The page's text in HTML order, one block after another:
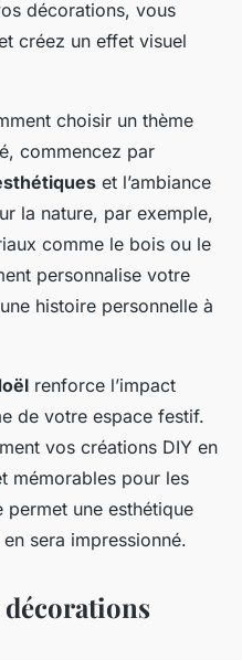
décorations, vous
créez un effet visuel
choisir un thème
commencez par
et l’ambiance
la nature, par exemple,
comme le bois ou le
personnalise votre
histoire personnelle à
renforce l’impact
de votre espace festif.
vos créations DIY en
mémorables pour les
permet une esthétique
sera impressionné.
décorations